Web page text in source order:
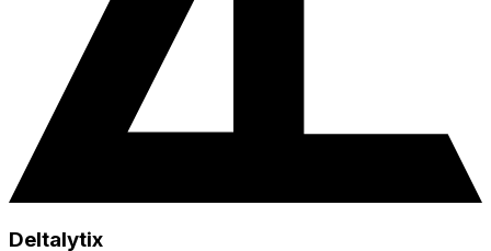
Deltalytix